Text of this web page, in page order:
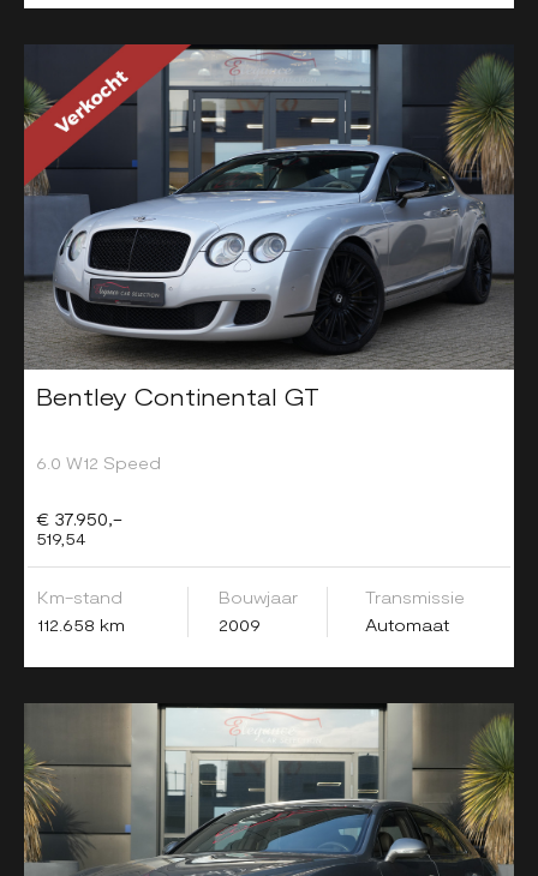
Bentley Continental GT
6.0 W12 Speed
€ 37.950,-
519,54
Km-stand
112.658 km
Bouwjaar
2009
Transmissie
Automaat